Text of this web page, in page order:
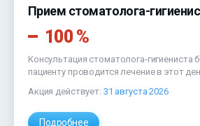
Прием стоматолога-
100 %
Консультация стоматолога-гигиениста
пациенту проводится лечение в этот
Акция действует: 31 августа 2026
Подробнее